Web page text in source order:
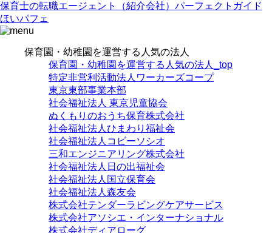
保育士の転職エージェント（紹介会社）パーフェクトガイド
ほいパフェ
保育園・幼稚園を運営する人気の法人
保育園・幼稚園を運営する人気の法人_top
特定非営利活動法人ワーカーズコープ
東京東部事業本部
社会福祉法人 東京児童協会
ぬくもりのおうち保育株式会社
社会福祉法人ひまわり福祉会
社会福祉法人コビーソシオ
三和エンジニアリング株式会社
社会福祉法人日の出福祉会
社会福祉法人国立保育会
社会福祉法人森友会
株式会社テンダーラビングケアサービス
株式会社アソシエ・インターナショナル
株式会社ディアローグ